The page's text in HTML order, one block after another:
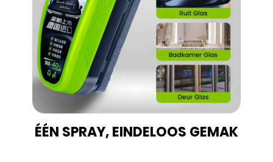
ÉÉN SPRAY, EINDELOOS GEMAK